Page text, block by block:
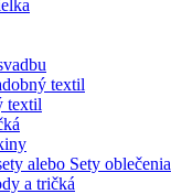
textil
textil
alebo Sety oblečenia
a tričká